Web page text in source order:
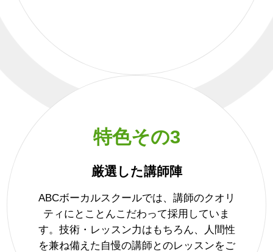
特色その3
厳選した講師陣
ABCボーカルスクールでは、講師のクオリ
ティにとことんこだわって採用していま
す。技術・レッスン力はもちろん、人間性
を兼ね備えた自慢の講師とのレッスンをご